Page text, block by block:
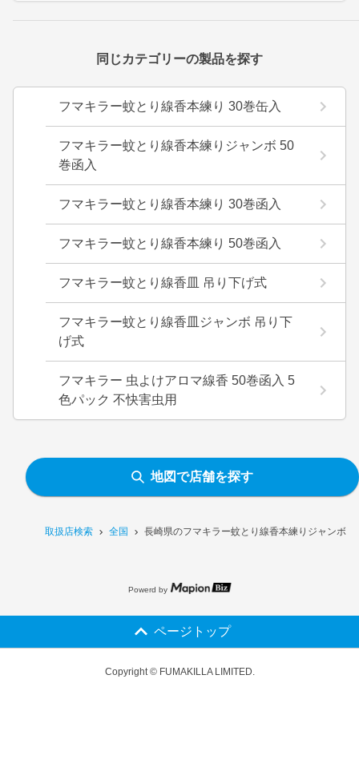
取扱店検索 全国 長崎県のフマキラー蚊とり線香本練りジャンボ
同じカテゴリーの製品を探す
フマキラー蚊とり線香本練り 30巻缶入
フマキラー蚊とり線香本練りジャンボ 50
巻函入
フマキラー蚊とり線香本練り 30巻函入
フマキラー蚊とり線香本練り 50巻函入
フマキラー蚊とり線香皿 吊り下げ式
フマキラー蚊とり線香皿ジャンボ 吊り下
げ式
フマキラー 虫よけアロマ線香 50巻函入 5
色パック 不快害虫用
地図で店舗を探す
Powerd by
ページトップ
Copyright © FUMAKILLA LIMITED.